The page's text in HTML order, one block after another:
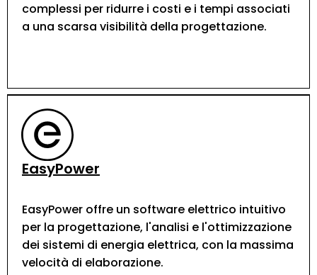
complessi per ridurre i costi e i tempi associati
a una scarsa visibilità della progettazione.
EasyPower
EasyPower offre un software elettrico intuitivo
per la progettazione, l'analisi e l'ottimizzazione
dei sistemi di energia elettrica, con la massima
velocità di elaborazione.